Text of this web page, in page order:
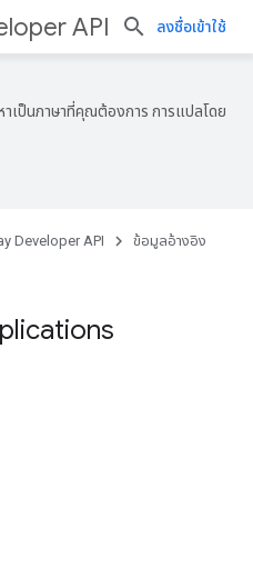
API ลงชื่อเข้าใช้
าเป็นภาษาที่คุณต้องการ การแปลโดย
Developer API ข้อมูลอ้างอิง